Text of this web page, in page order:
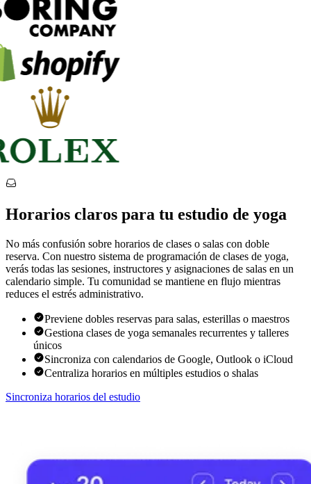
Horarios claros para tu estudio de yoga
No más confusión sobre horarios de clases o salas con doble
reserva. Con nuestro sistema de programación de clases de yoga,
verás todas las sesiones, instructores y asignaciones de salas en un
calendario simple. Tu comunidad se mantiene en flujo mientras
reduces el estrés administrativo.
Previene dobles reservas para salas, esterillas o maestros
Gestiona clases de yoga semanales recurrentes y talleres
únicos
Sincroniza con calendarios de Google, Outlook o iCloud
Centraliza horarios en múltiples estudios o shalas
Sincroniza horarios del estudio